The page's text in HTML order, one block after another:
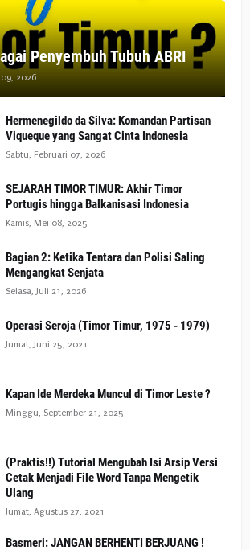
Penyembuh Tubuh ABRI
2026
Hermenegildo da Silva: Komandan Partisan
Viqueque yang Sangat Cinta Indonesia
Sabtu, Februari 07, 2026
SEJARAH TIMOR TIMUR: Akhir Timor
Portugis hingga Balkanisasi Indonesia
Kamis, Mei 08, 2025
Bagian 2: Ketika Tentara dan Polisi Saling
Mengangkat Senjata
Selasa, Juli 21, 2026
Operasi Seroja (Timor Timur, 1975 - 1979)
Jumat, Juni 25, 2021
Kapan Ide Merdeka Muncul di Timor Leste ?
Minggu, September 21, 2025
(Praktis!!) Tutorial Mengubah Isi Arsip Versi
Cetak Menjadi File Word Tanpa Mengetik
Ulang
Jumat, Agustus 27, 2021
Basmeri: JANGAN BERHENTI BERJUANG !